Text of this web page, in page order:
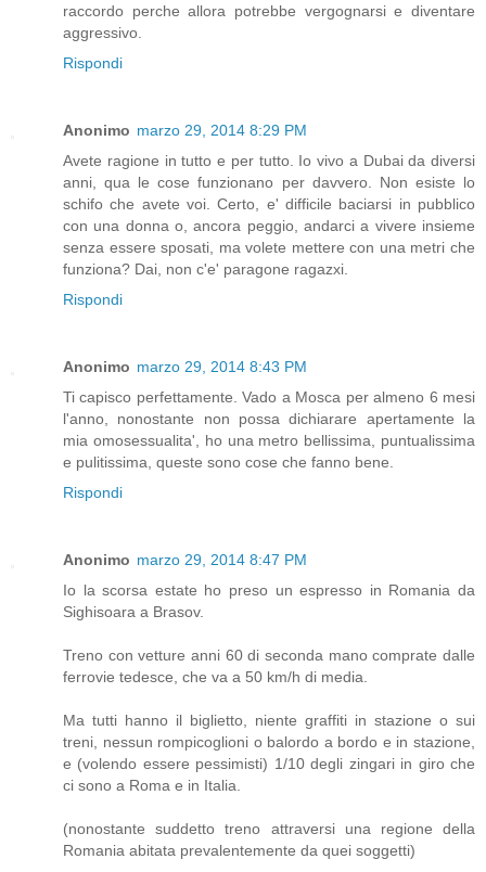
raccordo perche allora potrebbe vergognarsi e diventare
aggressivo.
Rispondi
Anonimo marzo 29, 2014 8:29 PM
Avete ragione in tutto e per tutto. Io vivo a Dubai da diversi
anni, qua le cose funzionano per davvero. Non esiste lo
schifo che avete voi. Certo, e' difficile baciarsi in pubblico
con una donna o, ancora peggio, andarci a vivere insieme
senza essere sposati, ma volete mettere con una metri che
funziona? Dai, non c'e' paragone ragazxi.
Rispondi
Anonimo marzo 29, 2014 8:43 PM
Ti capisco perfettamente. Vado a Mosca per almeno 6 mesi
l'anno, nonostante non possa dichiarare apertamente la
mia omosessualita', ho una metro bellissima, puntualissima
e pulitissima, queste sono cose che fanno bene.
Rispondi
Anonimo marzo 29, 2014 8:47 PM
Io la scorsa estate ho preso un espresso in Romania da
Sighisoara a Brasov.
Treno con vetture anni 60 di seconda mano comprate dalle
ferrovie tedesce, che va a 50 km/h di media.
Ma tutti hanno il biglietto, niente graffiti in stazione o sui
treni, nessun rompicoglioni o balordo a bordo e in stazione,
e (volendo essere pessimisti) 1/10 degli zingari in giro che
ci sono a Roma e in Italia.
(nonostante suddetto treno attraversi una regione della
Romania abitata prevalentemente da quei soggetti)